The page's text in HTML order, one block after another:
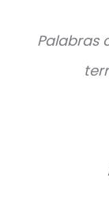
Palabras